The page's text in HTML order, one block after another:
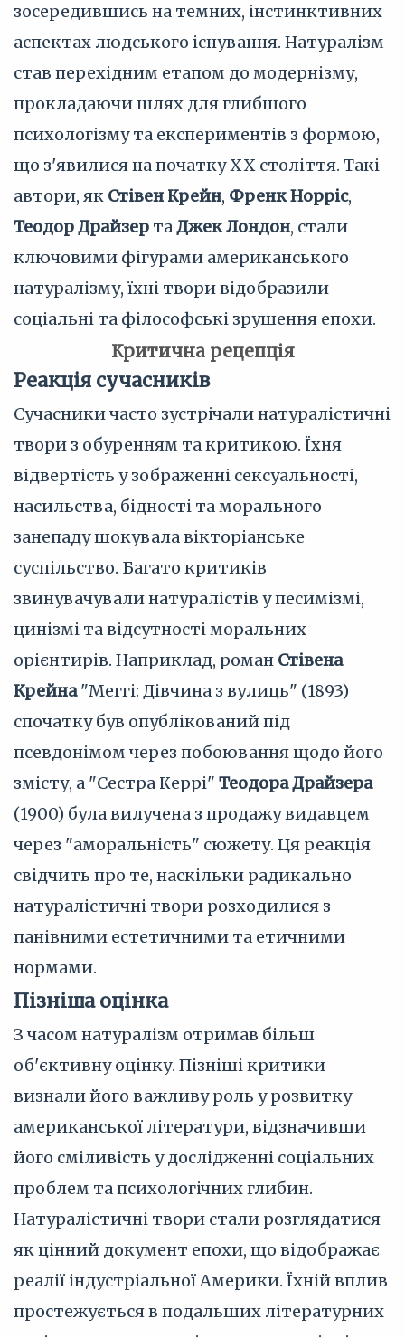
зосередившись на темних, інстинктивних
аспектах людського існування. Натуралізм
став перехідним етапом до модернізму,
прокладаючи шлях для глибшого
психологізму та експериментів з формою,
що з'явилися на початку XX століття. Такі
автори, як Стівен Крейн, Френк Норріс,
Теодор Драйзер таДжек Лондон, стали
ключовими фігурами американського
натуралізму, їхні твори відобразили
соціальні та філософські зрушення епохи.
Критична рецепція
Реакція сучасників
Сучасники часто зустрічали натуралістичні
твори з обуренням та критикою. Їхня
відвертість у зображенні сексуальності,
насильства, бідності та морального
занепаду шокувала вікторіанське
суспільство. Багато критиків
звинувачували натуралістів у песимізмі,
цинізмі та відсутності моральних
орієнтирів. Наприклад, роман Стівена
Крейна"Меггі: Дівчина з вулиць" (1893)
спочатку був опублікований під
псевдонімом через побоювання щодо його
змісту, а "Сестра Керрі" Теодора Драйзера
(1900) була вилучена з продажу видавцем
через "аморальність" сюжету. Ця реакція
свідчить про те, наскільки радикально
натуралістичні твори розходилися з
панівними естетичними та етичними
нормами.
Пізніша оцінка
З часом натуралізм отримав більш
об'єктивну оцінку. Пізніші критики
визнали його важливу роль у розвитку
американської літератури, відзначивши
його сміливість у дослідженні соціальних
проблем та психологічних глибин.
Натуралістичні твори стали розглядатися
як цінний документ епохи, що відображає
реалії індустріальної Америки. Їхній вплив
простежується в подальших літературних